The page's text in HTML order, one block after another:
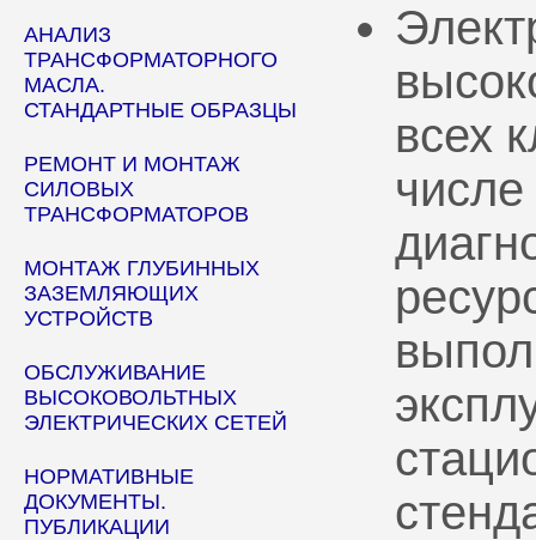
АНАЛИЗ
ТРАНСФОРМАТОРНОГО
МАСЛА.
СТАНДАРТНЫЕ ОБРАЗЦЫ
РЕМОНТ И МОНТАЖ
СИЛОВЫХ
ТРАНСФОРМАТОРОВ
МОНТАЖ ГЛУБИННЫХ
ЗАЗЕМЛЯЮЩИХ
УСТРОЙСТВ
ОБСЛУЖИВАНИЕ
ВЫСОКОВОЛЬТНЫХ
ЭЛЕКТРИЧЕСКИХ СЕТЕЙ
НОРМАТИВНЫЕ
ДОКУМЕНТЫ.
ПУБЛИКАЦИИ
всех